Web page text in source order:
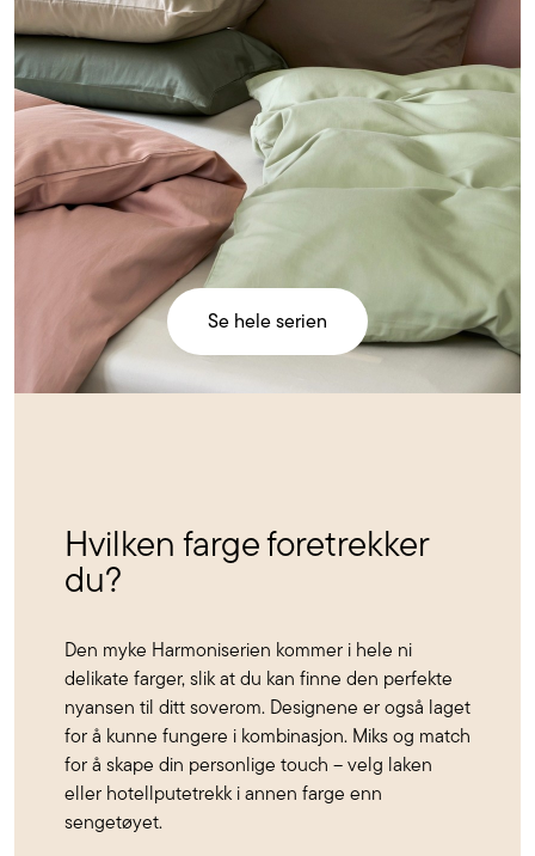
Se hele serien
Hvilken farge foretrekker
du?
Den myke Harmoniserien kommer i hele ni
delikate farger, slik at du kan finne den perfekte
nyansen til ditt soverom. Designene er også laget
for å kunne fungere i kombinasjon. Miks og match
for å skape din personlige touch – velg laken
eller hotellputetrekk i annen farge enn
sengetøyet.